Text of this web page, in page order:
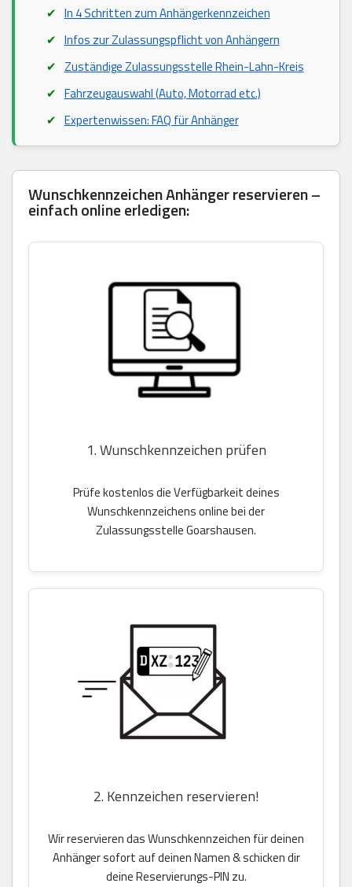
In 4 Schritten zum Anhängerkennzeichen
Infos zur Zulassungspflicht von Anhängern
Zuständige Zulassungsstelle Rhein-Lahn-Kreis
Fahrzeugauswahl (Auto, Motorrad etc.)
Expertenwissen: FAQ für Anhänger
Wunschkennzeichen Anhänger reservieren –
einfach online erledigen:
1. Wunschkennzeichen prüfen
Prüfe kostenlos die Verfügbarkeit deines
Wunschkennzeichens online bei der
Zulassungsstelle Goarshausen.
2. Kennzeichen reservieren!
Wir reservieren das Wunschkennzeichen für deinen
Anhänger sofort auf deinen Namen & schicken dir
deine Reservierungs-PIN zu.